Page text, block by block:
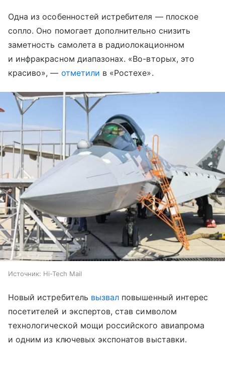
Одна из особенностей истребителя — плоское
сопло. Оно помогает дополнительно снизить
заметность самолета в радиолокационном
и инфракрасном диапазонах. «Во-вторых, это
красиво», — отметили в «Ростехе».
Источник: Hi-Tech Mail
Новый истребитель вызвал повышенный интерес
посетителей и экспертов, став символом
технологической мощи российского авиапрома
и одним из ключевых экспонатов выставки.